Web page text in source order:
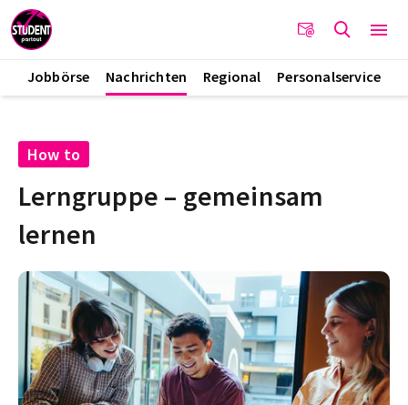
Jobbörse Nachrichten Regional Personalservice
How to
Lerngruppe – gemeinsam
lernen